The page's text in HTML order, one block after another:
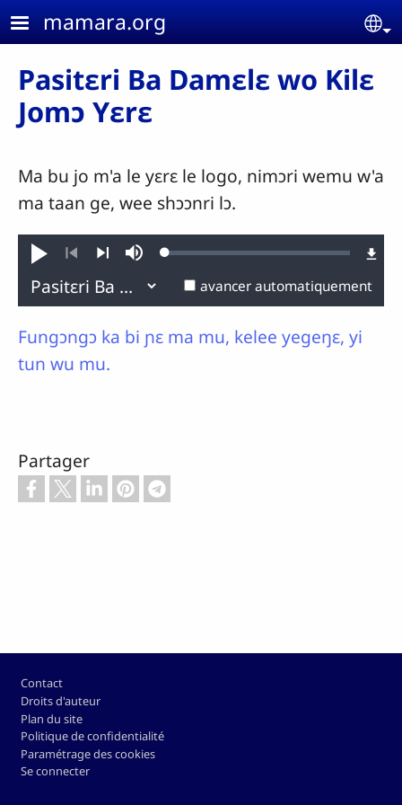
Aller au contenu principal
mamara.org
Pasitɛri Ba Damɛlɛ wo Kilɛ
Jomɔ Yɛrɛ
Ma bu jo m'a le yɛrɛ le logo, nimɔri wemu w'a
ma taan ge, wee shɔɔnri lɔ.
Jouer
Précédent
SourdineLoaded:
avancer automatiquement
Fungɔngɔ ka bi ɲɛ ma mu, kelee yegeŋɛ, yi
tun wu mu.
Partager
Pied de page
Contact
Droits d'auteur
Plan du site
Politique de confidentialité
Paramétrage des cookies
Se connecter